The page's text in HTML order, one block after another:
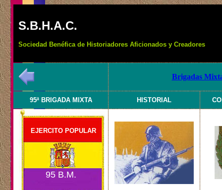
S.B.H.A.C.
Sociedad Benéfica de Historiadores Aficionados y Creadores
Brigadas
95ª BRIGADA MIXTA HISTORIAL
EJERCITO POPULAR
95 B.M.